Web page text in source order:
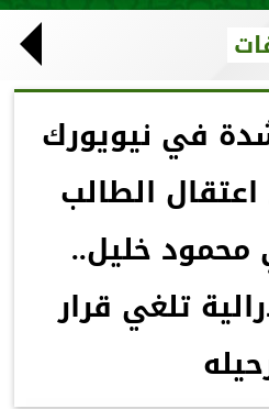
في نيويورك
الطالب
محمود خليل..
تلغي قرار